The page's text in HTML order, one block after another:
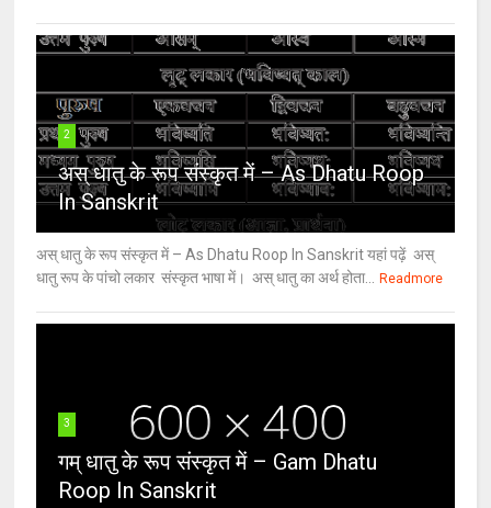
2
अस् धातु के रूप संस्कृत में – As Dhatu Roop
In Sanskrit
अस् धातु के रूप संस्कृत में – As Dhatu Roop In Sanskrit यहां पढ़ें अस्
धातु रूप के पांचो लकार संस्कृत भाषा में। अस् धातु का अर्थ होता... Readmore
3
गम् धातु के रूप संस्कृत में – Gam Dhatu
Roop In Sanskrit